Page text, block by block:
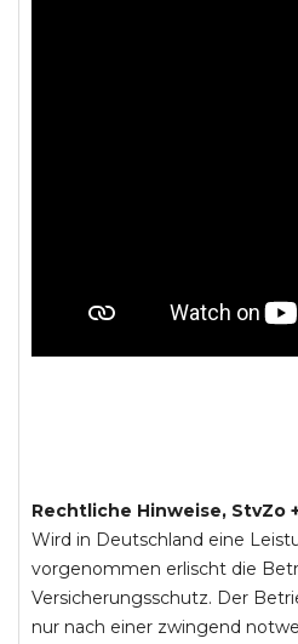
Rechtliche Hinweise, StvZo
Wird in Deutschland eine
vorgenommen erlischt die
Versicherungsschutz. Der
nur nach einer zwingend